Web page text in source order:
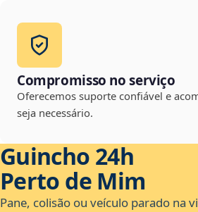
Compromisso no serviço
Oferecemos suporte confiável e
seja necessário.
Guincho 24h
Perto de Mim
Pane, colisão ou veículo parado na